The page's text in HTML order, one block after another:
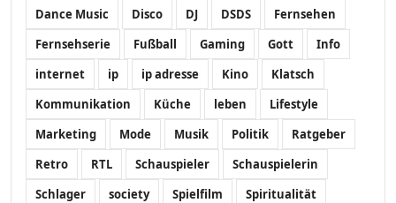
Dance Music
Disco DJ DSDS
Fernsehen
Fernsehserie
Fußball Gaming Gott
Info
internet
ip ip adresse Kino
Klatsch
Kommunikation
Küche leben
Lifestyle
Marketing
Mode Musik Politik
Ratgeber
Retro
RTL Schauspieler
Schauspielerin
Schlager
society Spielfilm
Spiritualität